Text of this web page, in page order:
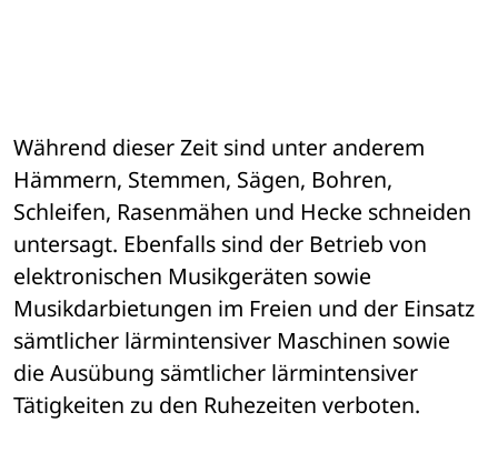
Während dieser Zeit sind unter anderem
Hämmern, Stemmen, Sägen, Bohren,
Schleifen, Rasenmähen und Hecke schneiden
untersagt. Ebenfalls sind der Betrieb von
elektronischen Musikgeräten sowie
Musikdarbietungen im Freien und der Einsatz
sämtlicher lärmintensiver Maschinen sowie
die Ausübung sämtlicher lärmintensiver
Tätigkeiten zu den Ruhezeiten verboten.